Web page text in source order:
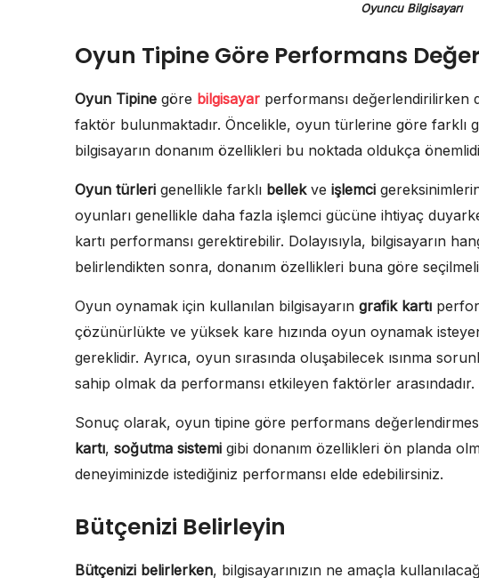
Oyuncu Bilgisayarı
Oyun Tipine Göre Performans
Oyun Tipine göre bilgisayar performansı değerlendirilirken
faktör bulunmaktadır. Öncelikle, oyun türlerine göre farklı
bilgisayarın donanım özellikleri bu noktada oldukça
Oyun türleri genellikle farklı bellekve işlemci
oyunları genellikle daha fazla işlemci gücüne ihtiyaç
kartı performansı gerektirebilir. Dolayısıyla, bilgisayarın
belirlendikten sonra, donanım özellikleri buna göre
Oyun oynamak için kullanılan bilgisayarın grafik kartı
çözünürlükte ve yüksek kare hızında oyun oynamak
gereklidir. Ayrıca, oyun sırasında oluşabilecek ısınma
sahip olmak da performansı etkileyen faktörler arasındadır.
Sonuç olarak, oyun tipine göre performans
kartı, soğutma sistemi gibi donanım özellikleri ön planda
deneyiminizde istediğiniz performansı elde edebilirsiniz.
Bütçenizi Belirleyin
Bütçenizi belirlerken, bilgisayarınızın ne amaçla